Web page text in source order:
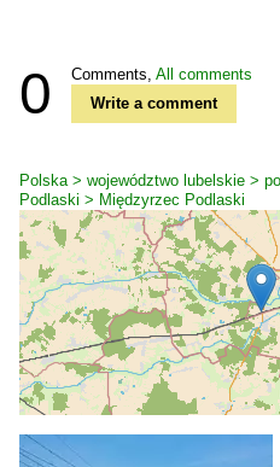
0 Comments, All comments
Write a comment
Polska > województwo lubelskie >
Podlaski > Międzyrzec Podlaski